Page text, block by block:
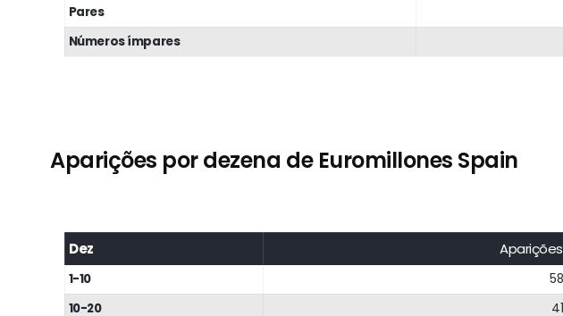
Pares
Números ímpares
Aparições por dezena de Euromillones Spain
Dez Aparições
1-10 58
10-20
41